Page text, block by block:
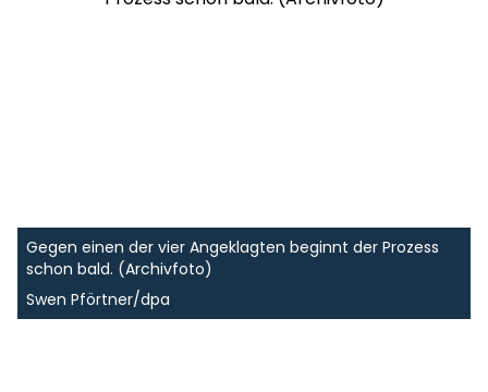
Gegen einen der vier Angeklagten beginnt der Prozess
schon bald. (Archivfoto)
Swen Pförtner/dpa